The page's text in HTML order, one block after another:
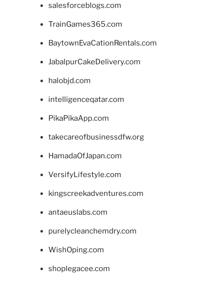
salesforceblogs.com
TrainGames365.com
BaytownEvaCationRentals.com
JabalpurCakeDelivery.com
halobjd.com
intelligenceqatar.com
PikaPikaApp.com
takecareofbusinessdfw.org
HamadaOfJapan.com
VersifyLifestyle.com
kingscreekadventures.com
antaeuslabs.com
purelycleanchemdry.com
WishOping.com
shoplegacee.com